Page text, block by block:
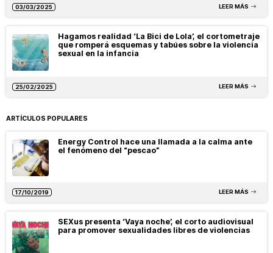
03/03/2025 LEER MÁS
Hagamos realidad ‘La Bici de Lola’, el cortometraje
que romperá esquemas y tabúes sobre la violencia
sexual en la infancia
25/02/2025 LEER MÁS
ARTÍCULOS POPULARES
Energy Control hace una llamada a la calma ante
el fenómeno del “pescao”
17/10/2019 LEER MÁS
SEXus presenta ‘Vaya noche’, el corto audiovisual
para promover sexualidades libres de violencias